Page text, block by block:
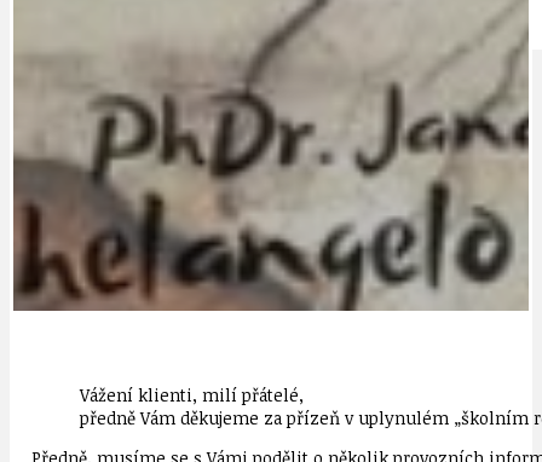
OSOBNOST
Vážení klienti, milí přátelé,
předně Vám děkujeme za přízeň v uplynulém „školním